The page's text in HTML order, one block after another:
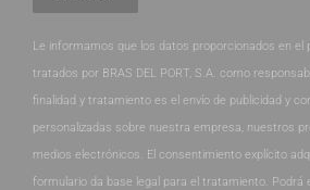
Le informamos que los datos proporcionados en el
tratados por BRAS DEL PORT, S.A. como
finalidad y tratamiento es el envío de publicidad y
personalizadas sobre nuestra empresa, nuestros
medios electrónicos. El consentimiento explícito
formulario da base legal para el tratamiento. Podrá